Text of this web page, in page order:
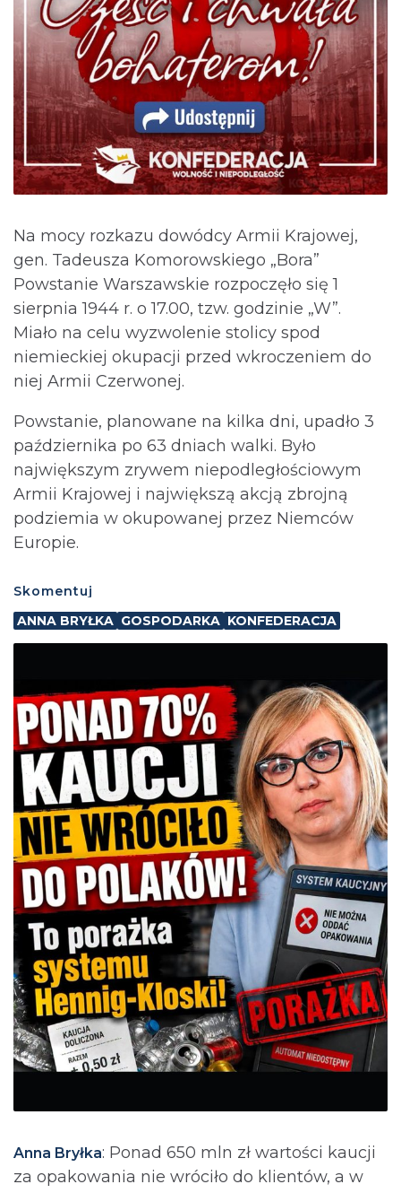
Na mocy rozkazu dowódcy Armii Krajowej,
gen. Tadeusza Komorowskiego „Bora”
Powstanie Warszawskie rozpoczęło się 1
sierpnia 1944 r. o 17.00, tzw. godzinie „W”.
Miało na celu wyzwolenie stolicy spod
niemieckiej okupacji przed wkroczeniem do
niej Armii Czerwonej.
Powstanie, planowane na kilka dni, upadło 3
października po 63 dniach walki. Było
największym zrywem niepodległościowym
Armii Krajowej i największą akcją zbrojną
podziemia w okupowanej przez Niemców
Europie.
Skomentuj
ANNA BRYŁKA GOSPODARKA KONFEDERACJA
Anna Bryłka: Ponad 650 mln zł wartości kaucji
za opakowania nie wróciło do klientów, a w